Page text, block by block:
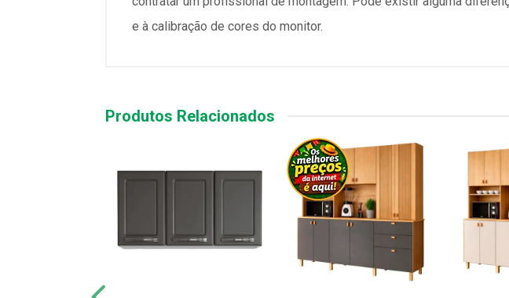
e à calibração de cores do monitor.
Produtos Relacionados